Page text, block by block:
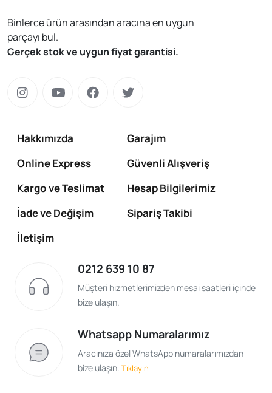
Binlerce ürün arasından aracına en uygun
parçayı bul.
Gerçek stok ve uygun fiyat garantisi.
Hakkımızda
Garajım
Online Express
Güvenli Alışveriş
Kargo ve Teslimat
Hesap Bilgilerimiz
İade ve Değişim
Sipariş Takibi
İletişim
0212 639 10 87
Müşteri hizmetlerimizden mesai saatleri içinde
bize ulaşın.
Whatsapp Numaralarımız
Aracınıza özel WhatsApp numaralarımızdan
bize ulaşın. Tıklayın